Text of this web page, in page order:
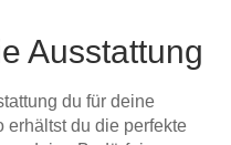
Ausstattung
du für deine
erhältst du die perfekte